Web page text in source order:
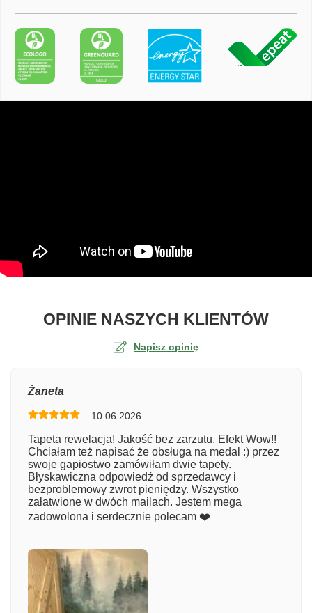
OPINIE NASZYCH KLIENTÓWO
Napisz opinię
Numer zamówienia
Imię
Żaneta
10.06.2026
Tapeta rewelacja! Jakość bez zarzutu. Efekt Wow!!
Chciałam też napisać że obsługa na medal :) przez
swoje gapiostwo zamówiłam dwie tapety.
Błyskawiczna odpowiedź od sprzedawcy i
bezproblemowy zwrot pieniędzy. Wszystko
załatwione w dwóch mailach. Jestem mega
zadowolona i serdecznie polecam ❤️